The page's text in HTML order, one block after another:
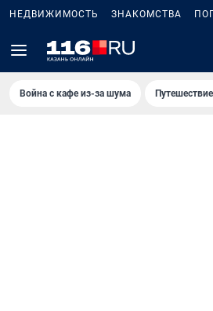
НЕДВИЖИМОСТЬ ЗНАКОМСТВА
Война с кафе из-за шума